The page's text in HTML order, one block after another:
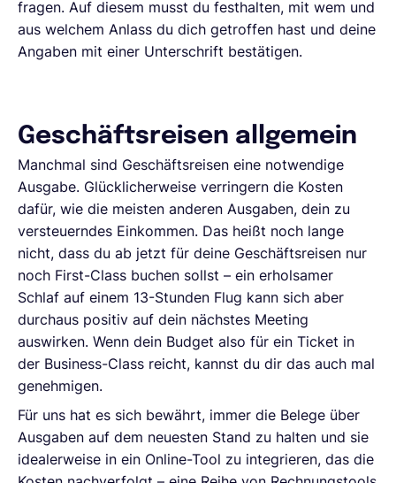
fragen. Auf diesem musst du festhalten, mit wem und
aus welchem Anlass du dich getroffen hast und deine
Angaben mit einer Unterschrift bestätigen.
Geschäftsreisen allgemein
Manchmal sind Geschäftsreisen eine notwendige
Ausgabe. Glücklicherweise verringern die Kosten
dafür, wie die meisten anderen Ausgaben, dein zu
versteuerndes Einkommen. Das heißt noch lange
nicht, dass du ab jetzt für deine Geschäftsreisen nur
noch First-Class buchen sollst – ein erholsamer
Schlaf auf einem 13-Stunden Flug kann sich aber
durchaus positiv auf dein nächstes Meeting
auswirken. Wenn dein Budget also für ein Ticket in
der Business-Class reicht, kannst du dir das auch mal
genehmigen.
Für uns hat es sich bewährt, immer die Belege über
Ausgaben auf dem neuesten Stand zu halten und sie
idealerweise in ein Online-Tool zu integrieren, das die